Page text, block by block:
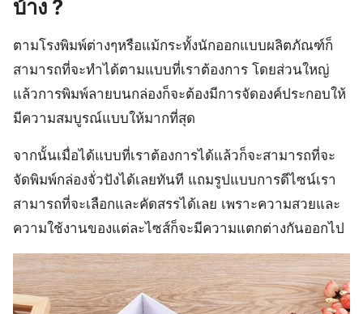
บ้าง ?
ตามโรงพิมพ์ต่างๆหรือแม้กระทั้งนักออกแบบผลิตภัณฑ์ก็
สามารถที่จะทำได้ตามแบบที่เราต้องการ โดยส่วนใหญ่
แล้วการพิมพ์ลายบนกล่องก็จะต้องมีการจัดองค์ประกอบให้
มีความสมบูรณ์แบบให้มากที่สุด
จากนั้นเมื่อได้แบบที่เราต้องการได้แล้วก็จะสามารถที่จะ
จัดพิมพ์กล่องจั่วปังได้เลยทันที แถมรูปแบบการดีไซน์เรา
สามารถที่จะเลือกและคัดสรรได้เลย เพราะความสวยและ
ความใช้งานของแต่ละไซส์ก็จะมีความแตกต่างกันออกไป